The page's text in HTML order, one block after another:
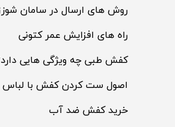
روش های ارسال در سامان
راه های افزایش عمر کتونی
کفش طبی چه ویژگی هایی
اصول ست کردن کفش با لباس
خرید کفش ضد آب